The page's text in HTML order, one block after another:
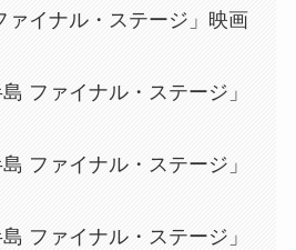
ァイナル・ステージ」映画
ファイナル・ステージ」
ファイナル・ステージ」
ファイナル・ステージ」